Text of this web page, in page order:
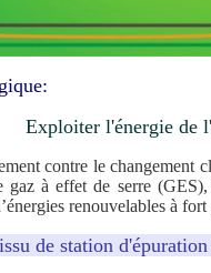
Exploiter l'énergie de
contre le changement
gaz à effet de serre
renouvelables à
de station